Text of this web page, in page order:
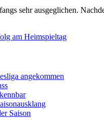
sehr ausgeglichen.
am Heimspieltag
angekommen
Saison